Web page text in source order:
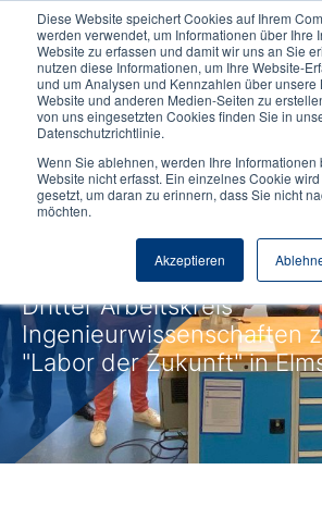
Diese Website speichert Cookies auf Ihrem
werden verwendet, um Informationen über Ihre
Website zu erfassen und damit wir uns an Sie
nutzen diese Informationen, um Ihre Website-
und um Analysen und Kennzahlen über unsere
Website und anderen Medien-Seiten zu
von uns eingesetzten Cookies finden Sie in
Datenschutzrichtlinie.
Wenn Sie ablehnen, werden Ihre
Website nicht erfasst. Ein einzelnes Cookie
gesetzt, um daran zu erinnern, dass Sie nicht
möchten.
Akzeptieren
8.06.2026
Dritter Arbeitskreis
der Zukunft“
Dritter Arbeitskreis
Ingenieurwissenschaften
"Labor der Zukunft" in